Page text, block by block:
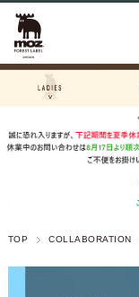
TOP COLLABORATION